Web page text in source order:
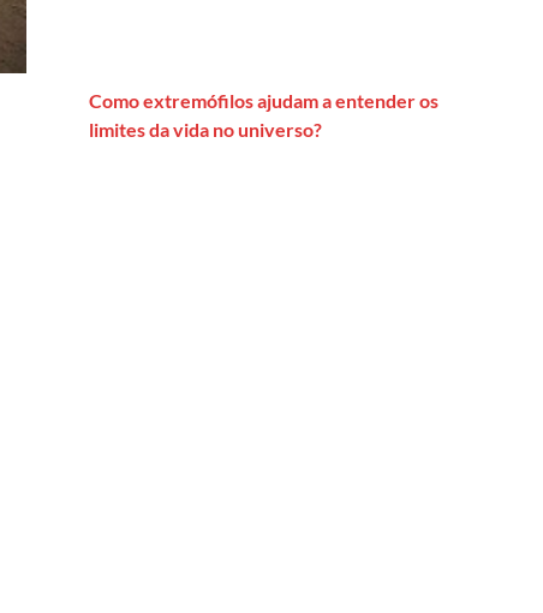
Como extremófilos ajudam a entender os
limites da vida no universo?